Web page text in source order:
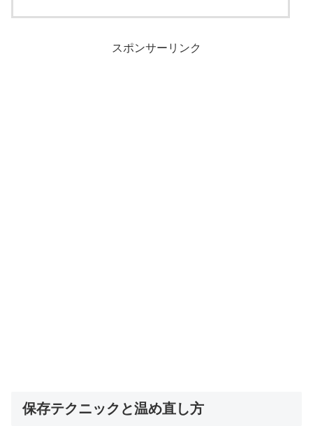
スポンサーリンク
保存テクニックと温め直し方